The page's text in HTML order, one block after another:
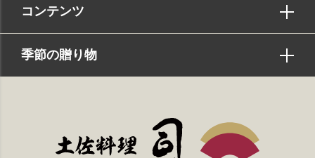
コンテンツ
季節の贈り物